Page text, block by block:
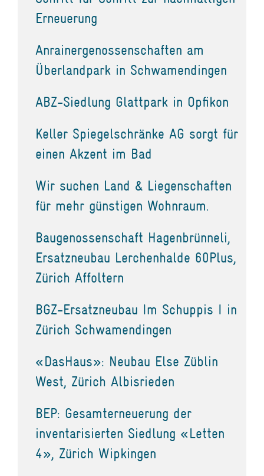
Erneuerung
Anrainergenossenschaften am
Überlandpark in Schwamendingen
ABZ-Siedlung Glattpark in Opfikon
Keller Spiegelschränke AG sorgt für
einen Akzent im Bad
Wir suchen Land & Liegenschaften
für mehr günstigen Wohnraum.
Baugenossenschaft Hagenbrünneli,
Ersatzneubau Lerchenhalde 60Plus,
Zürich Affoltern
BGZ-Ersatzneubau Im Schuppis I in
Zürich Schwamendingen
«DasHaus»: Neubau Else Züblin
West, Zürich Albisrieden
BEP: Gesamterneuerung der
inventarisierten Siedlung «Letten
4», Zürich Wipkingen